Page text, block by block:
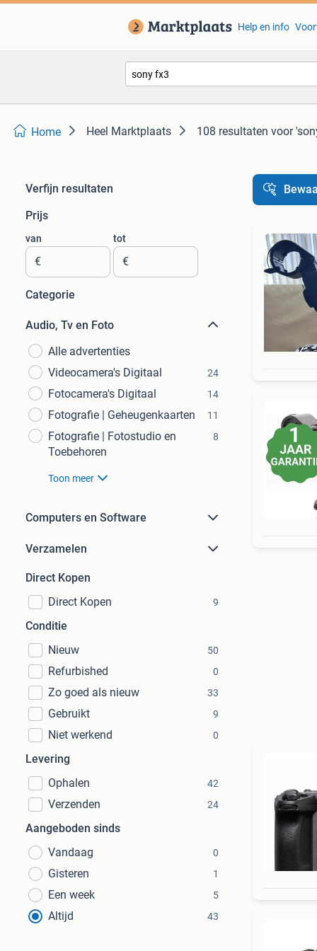
Help en info
Home Heel Marktplaats 108 resultaten voor
Verfijn resultaten
Prijs
van
€
tot
€
Categorie
Audio, Tv en Foto
Alle advertenties
Videocamera's Digitaal
24
Fotocamera's Digitaal 14
Fotografie | Geheugenkaarten 11
Fotografie | Fotostudio en
Toebehoren
8
Toon meer
Computers en Software
Verzamelen
Direct Kopen
Direct Kopen
9
Conditie
Nieuw
50
Refurbished 0
Zo goed als nieuw 33
Gebruikt 9
Niet werkend 0
Levering
Ophalen
42
Verzenden 24
Aangeboden sinds
Vandaag
0
Gisteren 1
Een week 5
Altijd 43